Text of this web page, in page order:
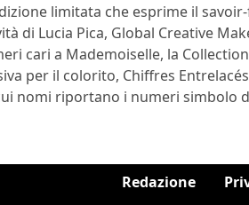
limitata che esprime il
di Lucia Pica, Global Creative
cari a Mademoiselle, la
per il colorito, Chiffres
nomi riportano i numeri simbolo
Redazione